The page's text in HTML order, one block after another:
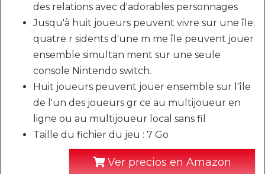
des relations avec d'adorables personnages
Jusqu'à huit joueurs peuvent vivre sur une île;
quatre r sidents d'une m me île peuvent jouer
ensemble simultan ment sur une seule
console Nintendo switch.
Huit joueurs peuvent jouer ensemble sur l'île
de l'un des joueurs gr ce au multijoueur en
ligne ou au multijoueur local sans fil
Taille du fichier du jeu : 7 Go
Ver precios en Amazon